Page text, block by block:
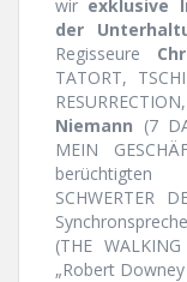
wir exklusive
der
Regisseure
TATORT,
Niemann (7
MEIN
berüchtigten
SCHWERTER
(THE
„Robert Downey